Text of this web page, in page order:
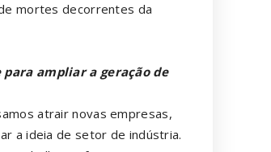
mortes decorrentes da
ampliar a geração de
atrair novas empresas,
a ideia de setor de indústria.